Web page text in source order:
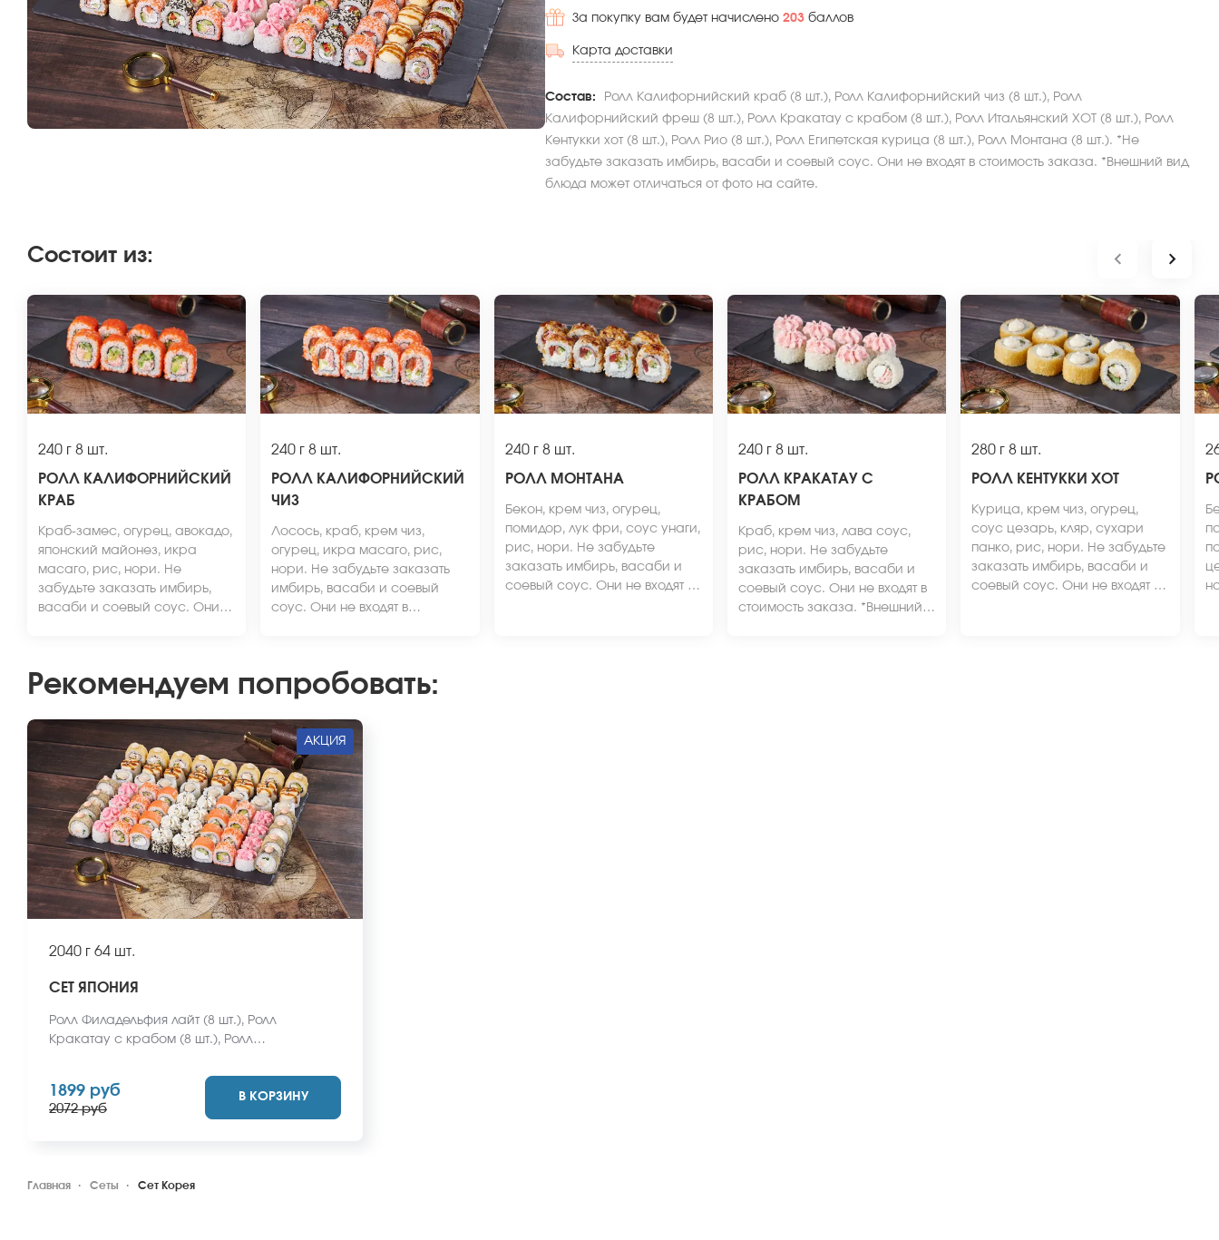
За покупку вам будет начислено 203 баллов
Карта доставки
Состав:
Ролл Калифорнийский краб (8 шт.), Ролл Калифорнийский чиз (8 шт.), Ролл
Калифорнийский фреш (8 шт.), Ролл Кракатау с крабом (8 шт.), Ролл Итальянский ХОТ (8 шт.), Ролл
Кентукки хот (8 шт.), Ролл Рио (8 шт.), Ролл Египетская курица (8 шт.), Ролл Монтана (8 шт.). *Не
забудьте заказать имбирь, васаби и соевый соус. Они не входят в стоимость заказа. *Внешний вид
блюда может отличаться от фото на сайте.
Состоит из:
240 г 8 шт.
РОЛЛ КАЛИФОРНИЙСКИЙ
КРАБ
Краб-замес, огурец, авокадо,
японский майонез, икра
масаго, рис, нори. Не
забудьте заказать имбирь,
васаби и соевый соус. Они
240 г 8 шт.
РОЛЛ КАЛИФОРНИЙСКИЙ
ЧИЗ
Лосось, краб, крем чиз,
огурец, икра масаго, рис,
нори. Не забудьте заказать
имбирь, васаби и соевый
соус. Они не входят в
240 г8 шт.
РОЛЛ МОНТАНА
Бекон, крем чиз, огурец,
помидор, лук фри, соус унаги,
рис, нори. Не забудьте
заказать имбирь, васаби и
соевый соус. Они не входят в
240 г8 шт.
РОЛЛ КРАКАТАУ С
КРАБОМ
Краб, крем чиз, лава соус,
рис, нори. Не забудьте
заказать имбирь, васаби и
соевый соус. Они не входят в
стоимость заказа. *Внешний
280 г 8 шт.
РОЛЛ КЕНТУККИ ХОТ
Курица, крем чиз, огурец,
соус цезарь, кляр, сухари
панко, рис, нори. Не забудьте
заказать имбирь, васаби и
соевый соус. Они не входят в
Рекомендуем попробовать:
АКЦИЯ
2040 г 64 шт.
СЕТ ЯПОНИЯ
Ролл Филадельфия лайт (8 шт.), Ролл
Кракатау с крабом (8 шт.), Ролл
(8 шт.), Ролл Эрта Але (8 шт.), Ролл Сочинский
(8 шт.), Ролл Ангарский (8 шт.), Ролл Волжский
(8 шт.). *Не забудьте заказать имбирь,
1899 руб
2072 руб
В КОРЗИНУ
Главная Сеты Сет Корея